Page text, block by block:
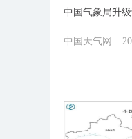
中国气象局升
中国天气网